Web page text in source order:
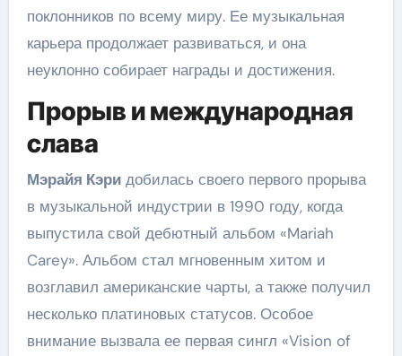
поклонников по всему миру. Ее музыкальная
карьера продолжает развиваться, и она
неуклонно собирает награды и достижения.
Прорыв и международная
слава
Мэрайя Кэридобилась своего первого прорыва
в музыкальной индустрии в 1990 году, когда
выпустила свой дебютный альбом «Mariah
Carey». Альбом стал мгновенным хитом и
возглавил американские чарты, а также получил
несколько платиновых статусов. Особое
внимание вызвала ее первая сингл «Vision of